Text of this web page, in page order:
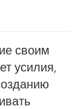
своим
усилия,